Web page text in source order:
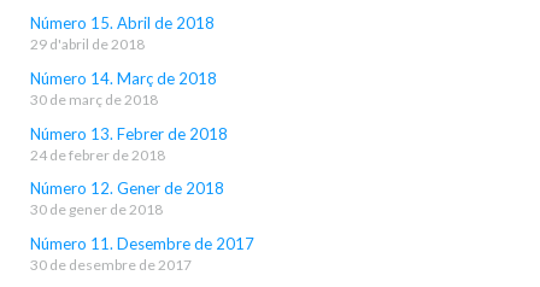
Número 15. Abril de 2018
29 d'abril de 2018
Número 14. Març de 2018
30 de març de 2018
Número 13. Febrer de 2018
24 de febrer de 2018
Número 12. Gener de 2018
30 de gener de 2018
Número 11. Desembre de 2017
30 de desembre de 2017